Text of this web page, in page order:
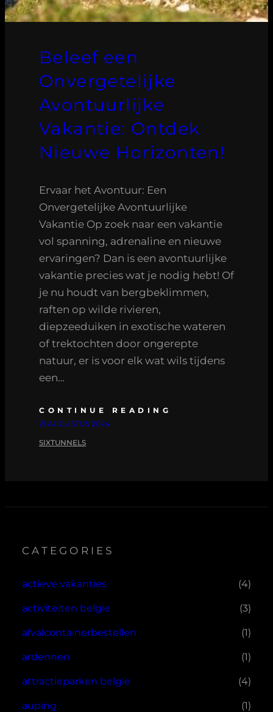
Beleef een
Onvergetelijke
Avontuurlijke
Vakantie: Ontdek
Nieuwe Horizonten!
Ervaar het Avontuur: Een
Onvergetelijke Avontuurlijke
Vakantie Op zoek naar een vakantie
vol spanning, adrenaline en nieuwe
ervaringen? Dan is een avontuurlijke
vakantie precies wat je nodig hebt! Of
je nu houdt van bergbeklimmen,
raften op wilde rivieren,
diepzeeduiken in exotische wateren
of trektochten door ongerepte
natuur, er is voor elk wat wils tijdens
een…
CONTINUE READING
21 AUGUSTUS 2024
SIXTUNNELS
CATEGORIES
actieve vakanties (4)
activiteiten belgie (3)
afvalcontainerbestellen (1)
ardennen (1)
attractieparken belgie (4)
auping (1)